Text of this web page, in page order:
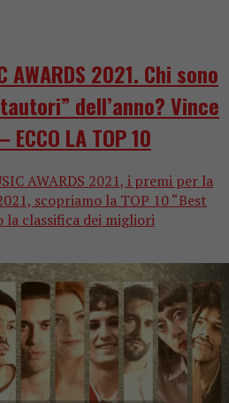
AWARDS 2021. Chi sono
dell’anno? Vince
LA TOP 10
AWARDS 2021, i premi per la
scopriamo la TOP 10 “Best
la classifica dei migliori